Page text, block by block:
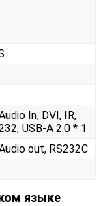
In, DVI, IR,
USB-A 2.0 * 1
out, RS232С
языке